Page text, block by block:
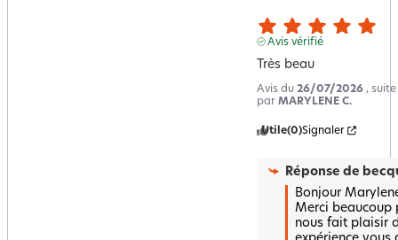
Avis vérifié
Très beau
Avis du 26/07/2026 ,
par MARYLENE C.
Utile(0)Signaler
Réponse de
Bonjour
Merci beaucoup
nous fait plaisir